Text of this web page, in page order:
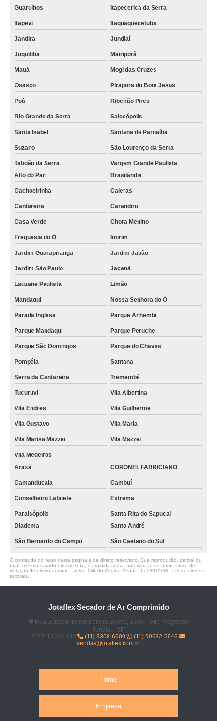
Guarulhos Itapecerica da Serra
Itapevi Itaquaquecetuba
Jandira Jundiaí
Juquitiba Mairiporã
Mauá Mogi das Cruzes
Osasco Pirapora do Bom Jesus
Poá Ribeirão Pires
Rio Grande da Serra Salesópolis
Santa Isabel Santana de Parnaíba
Suzano São Lourenço da Serra
Taboão da Serra
Vargem Grande Paulista
Alto do Pari
Brasilândia
Cachoeirinha Caieras
Cantareira Carandiru
Casa Verde Chora Menino
Freguesia do Ó Imirim
Jardim Guarapiranga Jardim Japão
Jardim São Paulo Jaçanã
Lauzane Paulista Limão
Mandaqui Nossa Senhora do Ó
Parada Inglesa Parque Anhembi
Parque Mandaqui Parque Peruche
Parque São Domingos Parque do Chaves
Pompéia Santana
Serra da Cantareira Tremembé
Tucuruvi Vila Albertina
Vila Endres Vila Guilherme
Vila Gustavo Vila Maria
Vila Marisa Mazzei Vila Mazzei
Vila Medeiros
Araxá
CORONEL FABRICIANO
Camanducaia Cambuí
Conselheiro Lafaiete Extrema
Paraisópolis
Santa Rita do Sapucai
Diadema
Santo André
São Bernardo do Campo São Caetano do Sul
O conteúdo do texto desta página é de direito reservado. Sua reprodução, parcial ou
total, mesmo citando nossos links, é proibida sem a autorização do autor. Crime de
violação de direito autoral – artigo 184 do Código Penal – Lei 9610/98 - Lei de direitos
autorais
Jotaflex Secador de Ar Comprimido
Rua Senador Bento Pereira Bueno, 33/39 - Vila Progresso
Jundiaí - SP
CEP: 13202-240
(11) 3308-6600
(11) 99632-5946
vendas@jotaflex.com.br
Home
Empresa